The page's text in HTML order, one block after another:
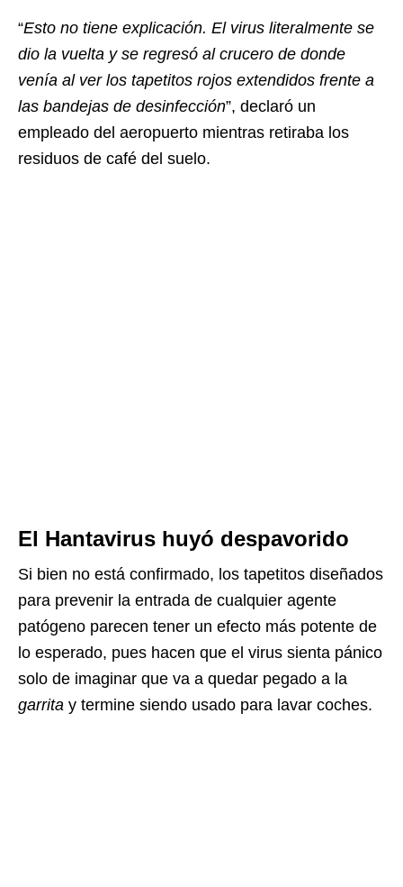
“Esto no tiene explicación. El virus literalmente se
dio la vuelta y se regresó al crucero de donde
venía al ver los tapetitos rojos extendidos frente a
las bandejas de desinfección”, declaró un
empleado del aeropuerto mientras retiraba los
residuos de café del suelo.
El Hantavirus huyó despavorido
Si bien no está confirmado, los tapetitos diseñados
para prevenir la entrada de cualquier agente
patógeno parecen tener un efecto más potente de
lo esperado, pues hacen que el virus sienta pánico
solo de imaginar que va a quedar pegado a la
garrita y termine siendo usado para lavar coches.